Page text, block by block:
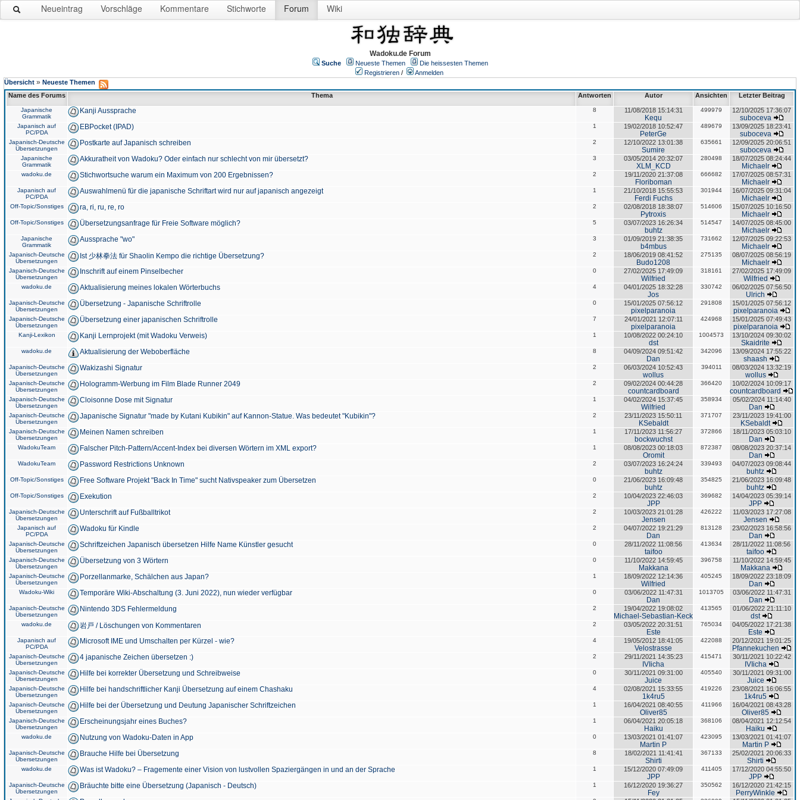
Neueintrag Vorschläge Kommentare Stichworte Forum Wiki
Wadoku.de Forum
Suche Neueste Themen
Die heissesten Themen
Registrieren /
Anmelden
Übersicht » Neueste Themen
Name des Forums
Thema Antworten Autor Ansichten Letzter Beitrag
Japanische
Grammatik
Kanji Aussprache 8 11/08/2018 15:14:31
Kequ
499979 12/10/2025 17:36:07
suboceva
Japanisch auf
PC/PDA
EBPocket (IPAD) 1 19/02/2018 10:52:47
PeterGe
489679 13/09/2025 18:23:41
suboceva
Japanisch-Deutsche
Übersetzungen
Postkarte auf Japanisch schreiben 2 12/10/2022 13:01:38
Sumire
635661 12/09/2025 20:06:51
suboceva
Japanische
Grammatik
Akkuratheit von Wadoku? Oder einfach nur schlecht von mir übersetzt? 3 03/05/2014 20:32:07
XLM_KCD
280498 18/07/2025 08:24:44
Michaelr
wadoku.de Stichwortsuche warum ein Maximum von 200 Ergebnissen? 2 19/11/2020 21:37:08
Floriboman
666682 17/07/2025 08:57:31
Michaelr
Japanisch auf
PC/PDA
Auswahlmenü für die japanische Schriftart wird nur auf japanisch angezeigt 1 21/10/2018 15:55:53
Ferdi Fuchs
301944 16/07/2025 09:31:04
Michaelr
Off-Topic/Sonstiges ra, ri, ru, re, ro 2 02/08/2018 18:38:07
Pytroxis
514606 15/07/2025 10:16:50
Michaelr
Off-Topic/Sonstiges Übersetzungsanfrage für Freie Software möglich? 5 03/07/2023 16:26:34
buhtz
514547 14/07/2025 08:45:00
Michaelr
Japanische
Grammatik
Aussprache "wo" 3 01/09/2019 21:38:35
b4mbus
731662 12/07/2025 09:22:53
Michaelr
Japanisch-Deutsche
Übersetzungen
Ist 少林拳法 für Shaolin Kempo die richtige Übersetzung? 2 18/06/2019 08:41:52
Budo1208
275135 08/07/2025 08:56:19
Michaelr
Japanisch-Deutsche
Übersetzungen
Inschrift auf einem Pinselbecher 0 27/02/2025 17:49:09
Wilfried
318161 27/02/2025 17:49:09
Wilfried
wadoku.de Aktualisierung meines lokalen Wörterbuchs 4 04/01/2025 18:32:28
Jos
330742 06/02/2025 07:56:50
Ulrich
Japanisch-Deutsche
Übersetzungen
Übersetzung - Japanische Schriftrolle 0 15/01/2025 07:56:12
pixelparanoia
291808 15/01/2025 07:56:12
pixelparanoia
Japanisch-Deutsche
Übersetzungen
Übersetzung einer japanischen Schriftrolle 7 24/01/2021 12:07:11
pixelparanoia
424968 15/01/2025 07:49:43
pixelparanoia
Kanji-Lexikon Kanji Lernprojekt (mit Wadoku Verweis) 1 10/08/2022 00:24:10
dst
1004573 13/10/2024 09:30:02
Skaidrite
wadoku.de Aktualisierung der Weboberfläche 8 04/09/2024 09:51:42
Dan
342096 13/09/2024 17:55:22
shaash
Japanisch-Deutsche
Übersetzungen
Wakizashi Signatur 2 06/03/2024 10:52:43
wollus
394011 08/03/2024 13:32:19
wollus
Japanisch-Deutsche
Übersetzungen
Hologramm-Werbung im Film Blade Runner 2049 2 09/02/2024 00:44:28
countcardboard
366420 10/02/2024 10:09:17
countcardboard
Japanisch-Deutsche
Übersetzungen
Cloisonne Dose mit Signatur 1 04/02/2024 15:37:45
Wilfried
358934 05/02/2024 11:14:40
Dan
Japanisch-Deutsche
Übersetzungen
Japanische Signatur "made by Kutani Kubikin" auf Kannon-Statue. Was bedeutet "Kubikin"? 2 23/11/2023 15:50:11
KSebaldt
371707 23/11/2023 19:41:00
KSebaldt
Japanisch-Deutsche
Übersetzungen
Meinen Namen schreiben 1 17/11/2023 11:56:27
bockwuchst
372866 18/11/2023 05:03:10
Dan
WadokuTeam Falscher Pitch-Pattern/Accent-Index bei diversen Wörtern im XML export? 1 08/08/2023 00:18:03
Oromit
872387 08/08/2023 20:37:14
Dan
WadokuTeam Password Restrictions Unknown 2 03/07/2023 16:24:24
buhtz
339493 04/07/2023 09:08:44
buhtz
Off-Topic/Sonstiges Free Software Projekt "Back In Time" sucht Nativspeaker zum Übersetzen 0 21/06/2023 16:09:48
buhtz
354825 21/06/2023 16:09:48
buhtz
Off-Topic/Sonstiges Exekution 2 10/04/2023 22:46:03
JPP
369682 14/04/2023 05:39:14
JPP
Japanisch-Deutsche
Übersetzungen
Unterschrift auf Fußballtrikot 2 10/03/2023 21:01:28
Jensen
426222 11/03/2023 17:27:08
Jensen
Japanisch auf
PC/PDA
Wadoku für Kindle 2 04/07/2022 19:21:29
Dan
813128 23/02/2023 16:58:56
Dan
Japanisch-Deutsche
Übersetzungen
Schriftzeichen Japanisch übersetzen Hilfe Name Künstler gesucht 0 28/11/2022 11:08:56
taifoo
413634 28/11/2022 11:08:56
taifoo
Japanisch-Deutsche
Übersetzungen
Übersetzung von 3 Wörtern 0 11/10/2022 14:59:45
Makkana
396758 11/10/2022 14:59:45
Makkana
Japanisch-Deutsche
Übersetzungen
Porzellanmarke, Schälchen aus Japan? 1 18/09/2022 12:14:36
Wilfried
405245 18/09/2022 23:18:09
Dan
Wadoku-Wiki Temporäre Wiki-Abschaltung (3. Juni 2022), nun wieder verfügbar 0 03/06/2022 11:47:31
Dan
1013705 03/06/2022 11:47:31
Dan
Japanisch-Deutsche
Übersetzungen
Nintendo 3DS Fehlermeldung 2 19/04/2022 19:08:02
Michael-Sebastian-Keck
413565 01/06/2022 21:11:10
dst
wadoku.de 岩戸 / Löschungen von Kommentaren 2 03/05/2022 20:31:51
Este
765034 04/05/2022 17:21:38
Este
Japanisch auf
PC/PDA
Microsoft IME und Umschalten per Kürzel - wie? 4 19/05/2012 18:41:05
Velostrasse
422088 20/12/2021 19:01:25
Pfannekuchen
Japanisch-Deutsche
Übersetzungen
4 japanische Zeichen übersetzen :) 2 29/11/2021 14:35:23
IVIicha
415471 30/11/2021 10:22:42
IVIicha
Japanisch-Deutsche
Übersetzungen
Hilfe bei korrekter Übersetzung und Schreibweise 0 30/11/2021 09:31:00
Juice
405540 30/11/2021 09:31:00
Juice
Japanisch-Deutsche
Übersetzungen
Hilfe bei handschriftlicher Kanji Übersetzung auf einem Chashaku 4 02/08/2021 15:33:55
1k4ru5
419226 23/08/2021 16:06:55
1k4ru5
Japanisch-Deutsche
Übersetzungen
Hilfe bei der Übersetzung und Deutung Japanischer Schriftzeichen 1 16/04/2021 08:40:55
Oliver85
411966 16/04/2021 08:43:28
Oliver85
Japanisch-Deutsche
Übersetzungen
Erscheinungsjahr eines Buches? 1 06/04/2021 20:05:18
Haiku
368106 08/04/2021 12:12:54
Haiku
wadoku.de Nutzung von Wadoku-Daten in App 0 13/03/2021 01:41:07
Martin P
423095 13/03/2021 01:41:07
Martin P
Japanisch-Deutsche
Übersetzungen
Brauche Hilfe bei Übersetzung 8 18/02/2021 11:41:41
Shirti
367133 25/02/2021 20:06:33
Shirti
wadoku.de Was ist Wadoku? – Fragemente einer Vision von lustvollen Spaziergängen in und an der Sprache 1 15/12/2020 07:49:09
JPP
411405 17/12/2020 04:55:50
JPP
Japanisch-Deutsche
Übersetzungen
Bräuchte bitte eine Übersetzung (Japanisch - Deutsch) 1 16/12/2020 19:36:27
Fey
350562 16/12/2020 21:42:15
PerryWinkle